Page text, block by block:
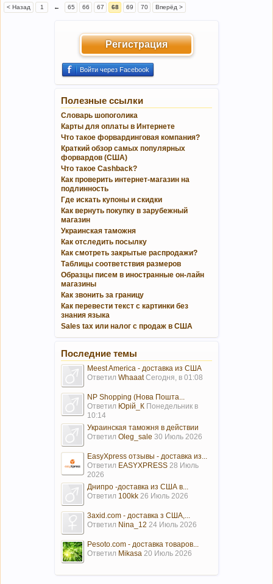
< Назад 1 ← 65 66 67 68 69 70 Вперёд >
Регистрация
Войти через Facebook
Полезные ссылки
Словарь шопоголика
Карты для оплаты в Интернете
Что такое форвардинговая компания?
Краткий обзор самых популярных
форвардов (США)
Что такое Cashback?
Как проверить интернет-магазин на
подлинность
Где искать купоны и скидки
Как вернуть покупку в зарубежный
магазин
Украинская таможня
Как отследить посылку
Как смотреть закрытые распродажи?
Таблицы соответствия размеров
Образцы писем в иностранные он-лайн
магазины
Как звонить за границу
Как перевести текст с картинки без
знания языка
Sales tax или налог с продаж в США
Последние темы
Meest America - доставка из США
Ответил Whaaat Сегодня, в 01:08
NP Shopping (Нова Пошта...
Ответил Юрій_К Понедельник в
10:14
Украинская таможня в действии
Ответил Oleg_sale 30 Июль 2026
EasyXpress отзывы - доставка из...
Ответил EASYXPRESS 28 Июль
2026
Днипро -доставка из США в...
Ответил 100kk 26 Июль 2026
3axid.com - доставка з США,...
Ответил Nina_12 24 Июль 2026
Pesoto.com - доставка товаров...
Ответил Mikasa 20 Июль 2026